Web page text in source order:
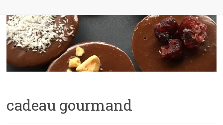
cadeau gourmand